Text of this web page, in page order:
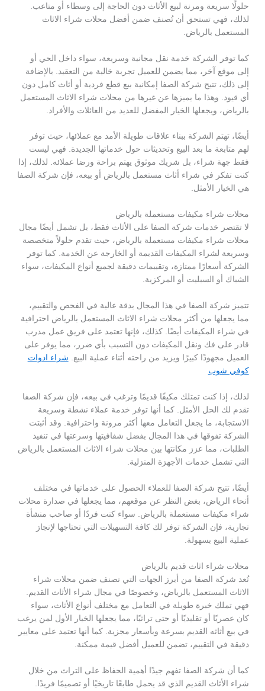
حلولًا سريعة ومرنة لبيع الأثاث دون الحاجة إلى وسطاء أو متاعب.
لذلك، فهي تستحق أن تُصنف ضمن أفضل محلات شراء الاثاث
المستعمل بالرياض.
كما توفر الشركة خدمة نقل مجانية وسريعة، سواء داخل الحي أو
إلى موقع آخر، مما يضمن للعميل تجربة خالية من التعقيد. بالإضافة
إلى ذلك، تتيح شركة الصفا إمكانية بيع قطع فردية أو أثاث كامل دون
أي قيود. وهذا ما يميزها عن غيرها من محلات شراء الاثاث المستعمل
بالرياض، ويجعلها الخيار المفضل للعديد من العائلات والأفراد.
أيضًا، تهتم الشركة ببناء علاقات طويلة الأمد مع عملائها، حيث توفر
لهم متابعة ما بعد البيع وتحديثات حول خدماتها الجديدة. فهي ليست
فقط جهة شراء، بل شريك موثوق يهتم براحة ورضا عملائه. لذلك، إذا
كنت تفكر في شراء أثاث مستعمل بالرياض أو بيعه، فإن شركة الصفا
هي الخيار الأمثل.
محلات شراء مكيفات مستعملة بالرياض
لا تقتصر خدمات شركة الصفا على الأثاث فقط، بل تشمل أيضًا مجال
محلات شراء مكيفات مستعملة بالرياض، حيث تقدم حلولاً متخصصة
وسريعة لشراء المكيفات القديمة أو الخارجة عن الخدمة. كما توفر
الشركة أسعارًا ممتازة، وتقييمات دقيقة لجميع أنواع المكيفات، سواء
الشباك أو السبليت أو المركزية.
تتميز شركة الصفا في هذا المجال بدقة عالية في الفحص والتقييم،
مما يجعلها من أكثر محلات شراء الاثاث المستعمل بالرياض احترافية
في شراء المكيفات أيضًا. كذلك، فإنها تعتمد على فريق عمل مدرب
قادر على فك ونقل المكيفات دون التسبب بأي ضرر، مما يوفر على
العميل مجهودًا كبيرًا ويزيد من راحته أثناء عملية البيع. شراء ادوات
كوفي شوب
لذلك، إذا كنت تمتلك مكيفًا قديمًا وترغب في بيعه، فإن شركة الصفا
تقدم لك الحل الأمثل. كما أنها توفر خدمة عملاء نشطة وسريعة
الاستجابة، ما يجعل التعامل معها أكثر مرونة واحترافية. وقد أثبتت
الشركة تفوقها في هذا المجال بفضل شفافيتها وسرعتها في تنفيذ
الطلبات، مما عزز مكانتها بين محلات شراء الاثاث المستعمل بالرياض
التي تشمل خدمات الأجهزة المنزلية.
أيضًا، تتيح شركة الصفا للعملاء الحصول على خدماتها في مختلف
أنحاء الرياض، بغض النظر عن موقعهم، مما يجعلها في صدارة محلات
شراء مكيفات مستعملة بالرياض. سواء كنت فردًا أو صاحب منشأة
تجارية، فإن الشركة توفر لك كافة التسهيلات التي تحتاجها لإنجاز
عملية البيع بسهولة.
محلات شراء اثاث قديم بالرياض
تُعد شركة الصفا من أبرز الجهات التي تصنف ضمن محلات شراء
الاثاث المستعمل بالرياض، وخصوصًا في مجال شراء الأثاث القديم.
فهي تملك خبرة طويلة في التعامل مع مختلف أنواع الأثاث، سواء
كان عصريًا أو تقليديًا أو حتى تراثيًا، مما يجعلها الخيار الأول لمن يرغب
في بيع أثاثه القديم بسرعة وبأسعار مجزية. كما أنها تعتمد على معايير
دقيقة في التقييم، تضمن للعميل أفضل قيمة ممكنة.
كما أن شركة الصفا تفهم جيدًا أهمية الحفاظ على التراث من خلال
شراء الأثاث القديم الذي قد يحمل طابعًا تاريخيًا أو تصميمًا فريدًا.